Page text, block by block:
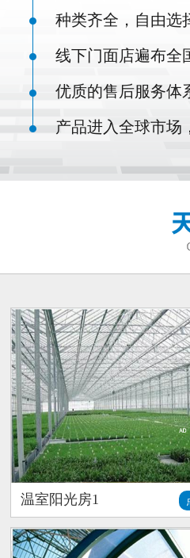
种类齐全，自由选
线下门面店遍布全
优质的售后服务体
产品进入全球市场
温室阳光房1